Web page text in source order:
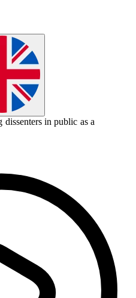
dissenters in public as a